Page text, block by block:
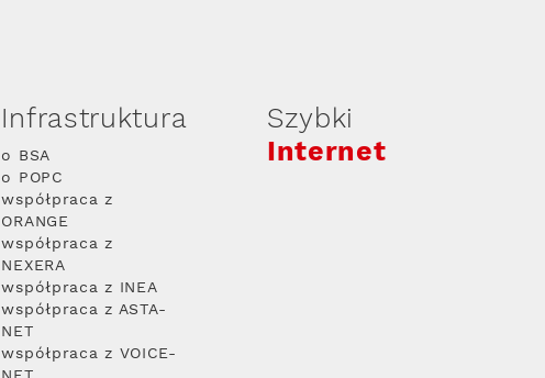
Infrastruktura
o BSA
o POPC
współpraca z
ORANGE
współpraca z
NEXERA
współpraca z INEA
współpraca z ASTA-
NET
współpraca z VOICE-
Szybki
Internet